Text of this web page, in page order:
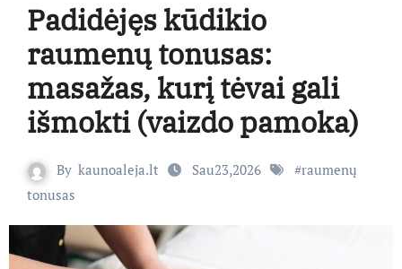
Padidėjęs kūdikio
raumenų tonusas:
masažas, kurį tėvai gali
išmokti (vaizdo pamoka)
By kaunoaleja.lt Sau23,2026 #raumenų
tonusas